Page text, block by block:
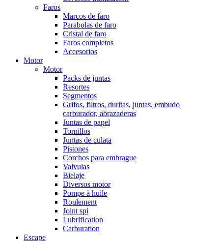
Faros
Marcos de faro
Parabolas de faro
Cristal de faro
Faros completos
Accesorios
Motor
Motor
Packs de juntas
Resortes
Segmentos
Grifos, filtros, duritas, juntas, embudo
carburador, abrazaderas
Juntas de papel
Tornillos
Juntas de culata
Pistones
Corchos para embrague
Valvulas
Bielaje
Diversos motor
Pompe à huile
Roulement
Joint spi
Lubrification
Carburation
Escape